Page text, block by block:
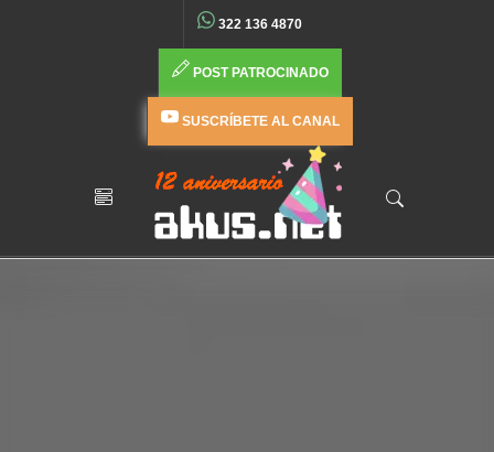
322 136 4870
POST PATROCINADO
SUSCRÍBETE AL CANAL